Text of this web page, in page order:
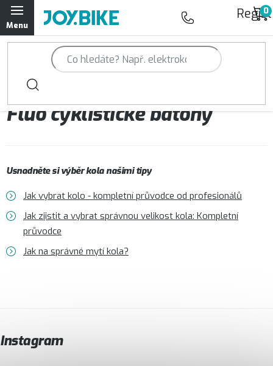
Přejít
na
obsah
Trailová kola Qayron
Horská kola Qayron
Dámská horská kola Qayron
Doplňky a oblečení Qayron
Kontakt Servisní a výdejní místa
Fluo cyklistické batohy
Usnadněte si výběr kola našimi tipy
Jak vybrat kolo - kompletní průvodce od profesionálů
Jak zjistit a vybrat správnou velikost kola: Kompletní
průvodce
Jak na správné mytí kola?
Instagram